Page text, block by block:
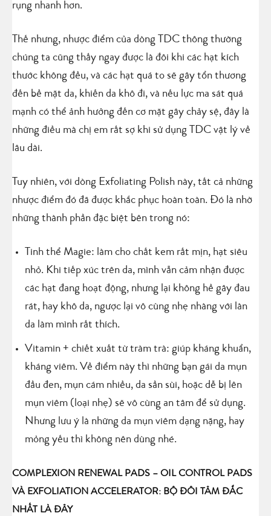
rụng nhanh hơn.
Thế nhưng, nhược điểm của dòng TDC thông thường
chúng ta cũng thấy ngay được là đôi khi các hạt kích
thước không đều, và các hạt quá to sẽ gây tổn thương
đến bề mặt da, khiến da khô đi, và nếu lực ma sát quá
mạnh có thể ảnh hưởng đến cơ mặt gây chảy sệ, đây là
những điều mà chị em rất sợ khi sử dụng TDC vật lý về
lâu dài.
Tuy nhiên, với dòng Exfoliating Polish này, tất cả những
nhược điểm đó đã được khắc phục hoàn toàn. Đó là nhờ
những thành phần đặc biệt bên trong nó:
Tinh thể Magie: làm cho chất kem rất mịn, hạt siêu
nhỏ. Khi tiếp xúc trên da, mình vẫn cảm nhận được
các hạt đang hoạt động, nhưng lại không hề gây đau
rát, hay khô da, ngược lại vô cùng nhẹ nhàng với làn
da làm mình rất thích.
Vitamin + chiết xuất từ tràm trà: giúp kháng khuẩn,
kháng viêm. Về điểm này thì những bạn gái da mụn
đầu đen, mụn cám nhiều, da sần sùi, hoặc dễ bị lên
mụn viêm (loại nhẹ) sẽ vô cùng an tâm để sử dụng.
Nhưng lưu ý là những da mụn viêm dạng nặng, hay
mỏng yếu thì không nên dùng nhé.
COMPLEXION RENEWAL PADS – OIL CONTROL PADS
VÀ EXFOLIATION ACCELERATOR: BỘ ĐÔI TÂM ĐẮC
NHẤT LÀ ĐÂY